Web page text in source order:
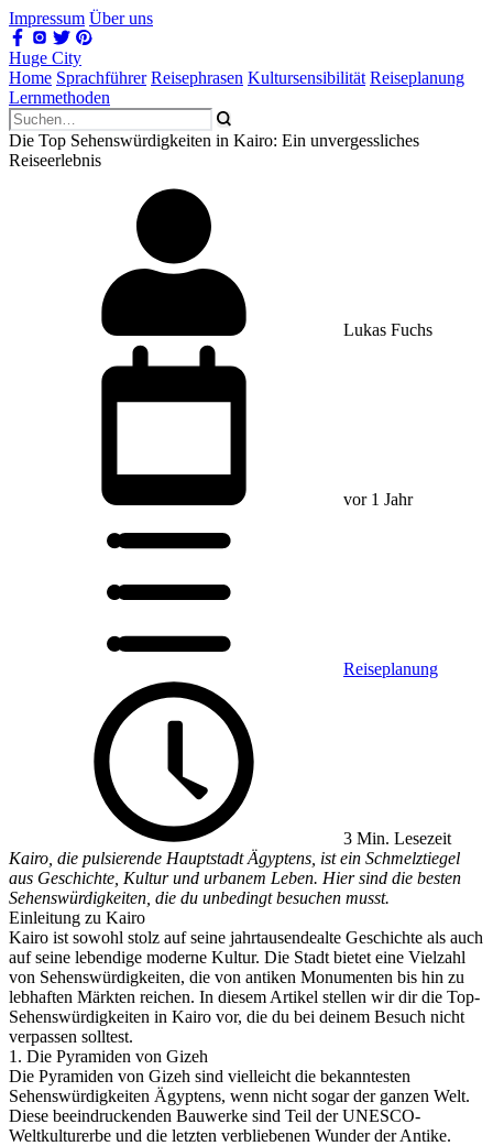
Impressum Über uns
Huge City
Home Sprachführer Reisephrasen Kultursensibilität Reiseplanung
Lernmethoden
Die Top Sehenswürdigkeiten in Kairo: Ein unvergessliches
Reiseerlebnis
Lukas Fuchs
vor 1 Jahr
Reiseplanung
3 Min. Lesezeit
Kairo, die pulsierende Hauptstadt Ägyptens, ist ein Schmelztiegel
aus Geschichte, Kultur und urbanem Leben. Hier sind die besten
Sehenswürdigkeiten, die du unbedingt besuchen musst.
Einleitung zu Kairo
Kairo ist sowohl stolz auf seine jahrtausendealte Geschichte als auch
auf seine lebendige moderne Kultur. Die Stadt bietet eine Vielzahl
von Sehenswürdigkeiten, die von antiken Monumenten bis hin zu
lebhaften Märkten reichen. In diesem Artikel stellen wir dir die Top-
Sehenswürdigkeiten in Kairo vor, die du bei deinem Besuch nicht
verpassen solltest.
1. Die Pyramiden von Gizeh
Die Pyramiden von Gizeh sind vielleicht die bekanntesten
Sehenswürdigkeiten Ägyptens, wenn nicht sogar der ganzen Welt.
Diese beeindruckenden Bauwerke sind Teil der UNESCO-
Weltkulturerbe und die letzten verbliebenen Wunder der Antike.